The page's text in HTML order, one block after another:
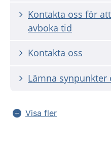
Kontakta oss för
avboka tid
Kontakta oss
Lämna synpunkter
Visa fler